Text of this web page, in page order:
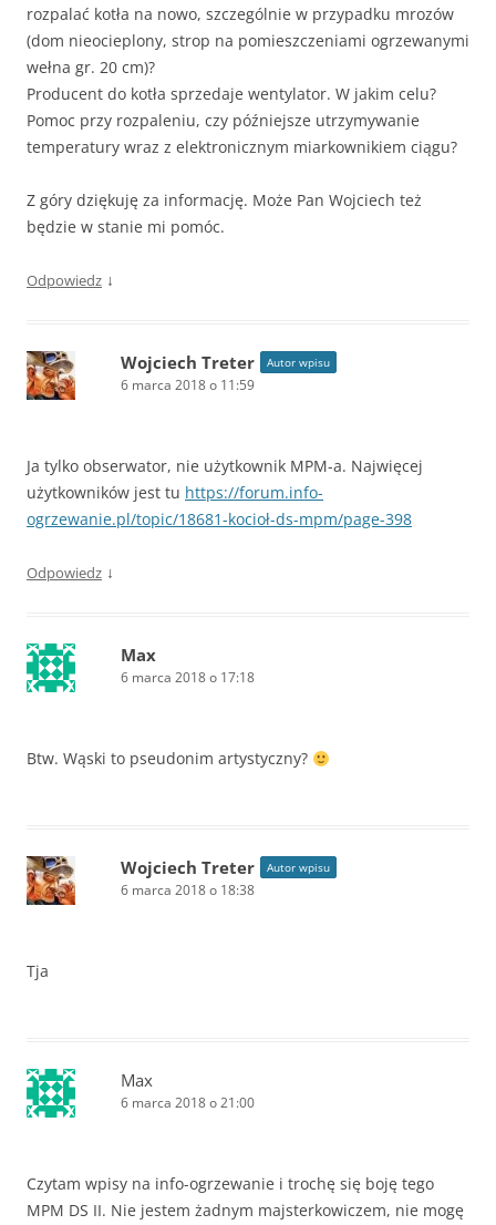
rozpalać kotła na nowo, szczególnie w przypadku mrozów
(dom nieocieplony, strop na pomieszczeniami ogrzewanymi
wełna gr. 20 cm)?
Producent do kotła sprzedaje wentylator. W jakim celu?
Pomoc przy rozpaleniu, czy późniejsze utrzymywanie
temperatury wraz z elektronicznym miarkownikiem ciągu?
Z góry dziękuję za informację. Może Pan Wojciech też
będzie w stanie mi pomóc.
Odpowiedz ↓
Wojciech Treter Autor wpisu
6 marca 2018 o 11:59
Ja tylko obserwator, nie użytkownik MPM-a. Najwięcej
użytkowników jest tu https://forum.info-
ogrzewanie.pl/topic/18681-kocioł-ds-mpm/page-398
Odpowiedz ↓
Max
6 marca 2018 o 17:18
Btw. Wąski to pseudonim artystyczny?
Wojciech Treter Autor wpisu
6 marca 2018 o 18:38
Tja
Max
6 marca 2018 o 21:00
Czytam wpisy na info-ogrzewanie i trochę się boję tego
MPM DS II. Nie jestem żadnym majsterkowiczem, nie mogę